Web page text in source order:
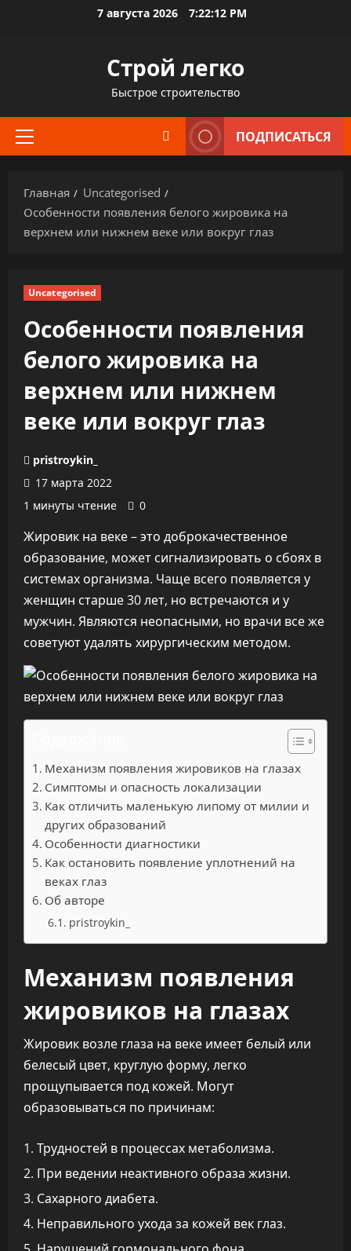
7 августа 2026 7:22:13 PM
Строй легко
Быстрое строительство
Основное
ПОДПИСАТЬСЯ
Главная
Uncategorised
Особенности появления белого жировика на
верхнем или нижнем веке или вокруг глаз
Uncategorised
Особенности появления
белого жировика на
верхнем или нижнем
веке или вокруг глаз
pristroykin_
17 марта 2022
1 минуты чтение
0
Жировик на веке – это доброкачественное
образование, может сигнализировать о сбоях в
системах организма. Чаще всего появляется у
женщин старше 30 лет, но встречаются и у
мужчин. Являются неопасными, но врачи все же
советуют удалять хирургическим методом.
Механизм появления жировиков на глазах
Симптомы и опасность локализации
Как отличить маленькую липому от милии и
других образований
Особенности диагностики
Как остановить появление уплотнений на
веках глаз
Об авторе
pristroykin_
Механизм появления
жировиков на глазах
Жировик возле глаза на веке имеет белый или
белесый цвет, круглую форму, легко
прощупывается под кожей. Могут
образовываться по причинам:
Трудностей в процессах метаболизма.
При ведении неактивного образа жизни.
Сахарного диабета.
Неправильного ухода за кожей век глаз.